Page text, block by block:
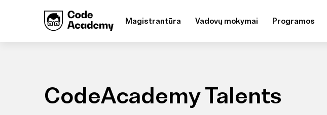
Magistrantūra Vadovų mokymai Programos
CodeAcademy Talents